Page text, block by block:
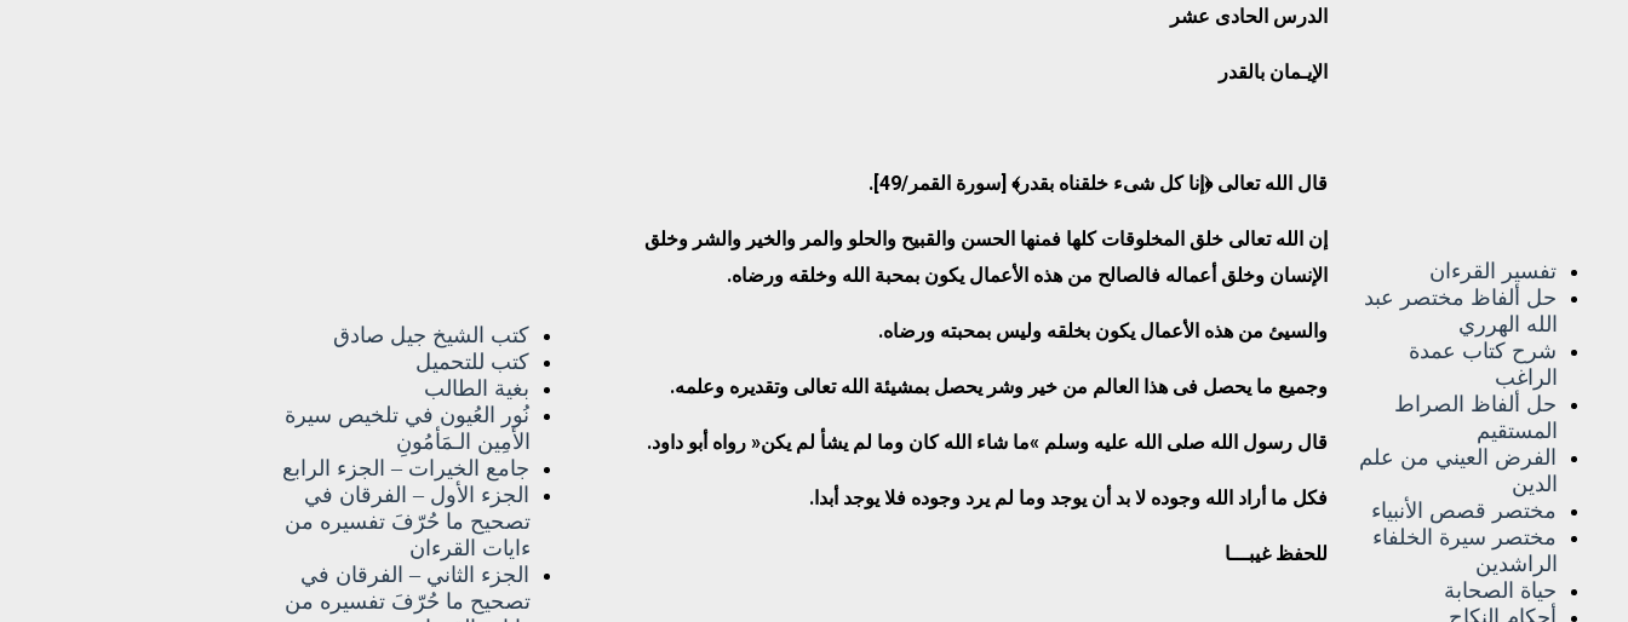
تفسير القرءان
حل ألفاظ مختصر عبد
الله الهرري
شرح كتاب عمدة
الراغب
حل ألفاظ الصراط
المستقيم
الفرض العيني من علم
الدين
مختصر قصص الأنبياء
مختصر سيرة الخلفاء
الراشدين
حياة الصحابة
أحكام النكاح
الدرس الحادى عشر
الإيـمان بالقدر
قال الله تعالى﴿إنا كل شىء خلقناه بقدر﴾ [سورة القمر/49
].
إن الله تعالى خلق المخلوقات كلها فمنها الحسن والقبيح والحلو والمر والخير والشر وخلق
الإنسان وخلق أعماله فالصالح من هذه الأعمال يكون بمحبة الله وخلقه ورضاه.
والسيئ من هذه الأعمال يكون بخلقه وليس بمحبته ورضاه.
وجميع ما يحصل فى هذا العالم من خير وشر يحصل بمشيئة الله تعالى وتقديره وعلمه.
قال رسول الله صلى الله عليه وسلم »ما شاء الله كان وما لم يشأ لم يكن«رواه أبو داود.
فكل ما أراد الله وجوده لا بد أن يوجد وما لم يرد وجوده فلا يوجد أبدا.
للحفظ غيبـــا
كتب الشيخ جيل صادق
كتب للتحميل
بغية الطالب
نُور العُيون في تلخيص سيرة
الأمِين الـمَأمُونِ
جامع الخيرات – الجزء الرابع
الجزء الأول – الفرقان في
تصحيح ما حُرّفَ تفسيره من
ءايات القرءان
الجزء الثاني – الفرقان في
تصحيح ما حُرّفَ تفسيره من